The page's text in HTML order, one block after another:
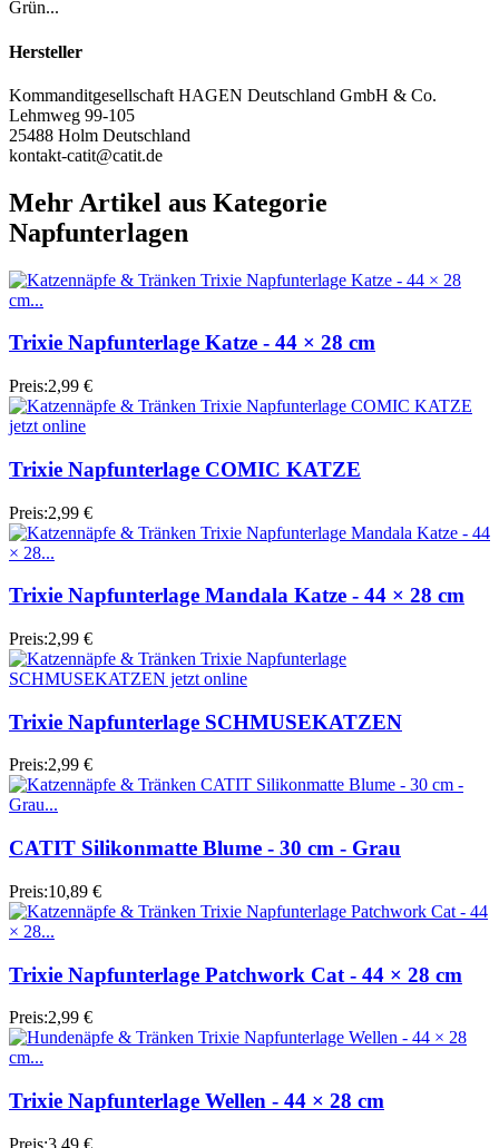
Hersteller
Kommanditgesellschaft HAGEN Deutschland GmbH & Co.
Lehmweg 99-105
25488 Holm Deutschland
kontakt-catit@catit.de
Mehr Artikel aus Kategorie
Napfunterlagen
Trixie Napfunterlage Katze - 44 × 28 cm
Preis:2,99 €
Trixie Napfunterlage COMIC KATZE
Preis:2,99 €
Trixie Napfunterlage Mandala Katze - 44 × 28 cm
Preis:2,99 €
Trixie Napfunterlage SCHMUSEKATZEN
Preis:2,99 €
CATIT Silikonmatte Blume - 30 cm - Grau
Preis:10,89 €
Trixie Napfunterlage Patchwork Cat - 44 × 28 cm
Preis:2,99 €
Trixie Napfunterlage Wellen - 44 × 28 cm
Preis:3,49 €